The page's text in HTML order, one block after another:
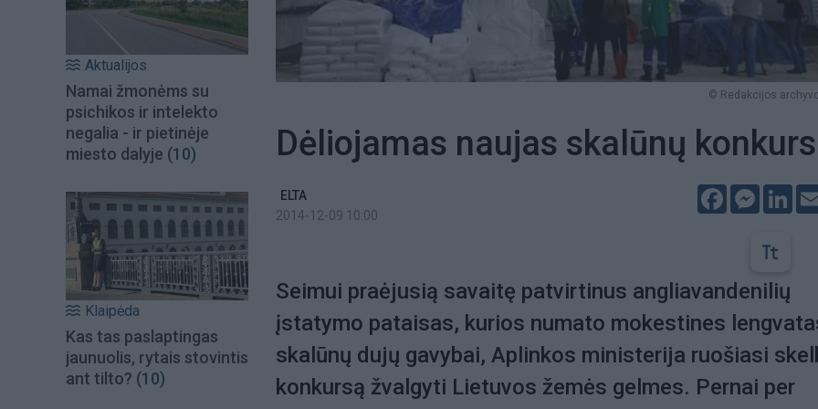
Aktualijos
Namai žmonėms su
psichikos ir intelekto
negalia - ir pietinėje
miesto dalyje (10)
Klaipėda
Kas tas paslaptingas
jaunuolis, rytais stovintis
ant tilto? (10)
© Redakcijos
Dėliojamas naujas skalūnų
ELTA
2014-12-09 10:00
Facebook
Seimui praėjusią savaitę patvirtinus angliavandenilių
įstatymo pataisas, kurios numato mokestines
skalūnų dujų gavybai, Aplinkos ministerija ruošiasi
konkursą žvalgyti Lietuvos žemės gelmes. Pernai per